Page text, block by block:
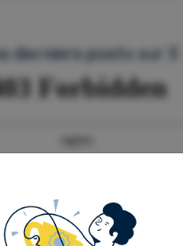
derniers posts sur X